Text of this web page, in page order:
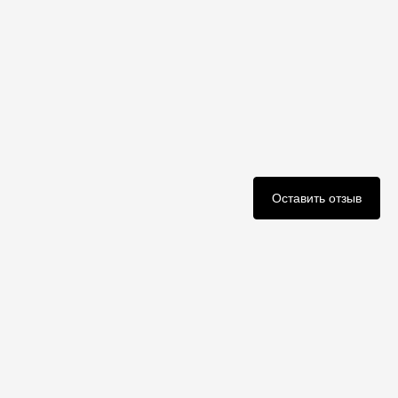
Оставить отзыв